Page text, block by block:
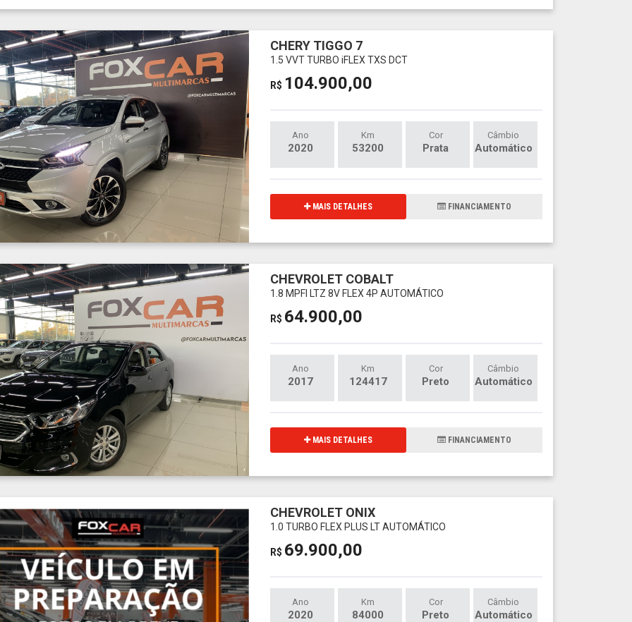
CHERY TIGGO 7
1.5 VVT TURBO iFLEX TXS DCT
R$ 104.900,00
Ano
2020
Km
53200
Cor
Prata
Câmbio
Automático
MAIS DETALHES FINANCIAMENTO
CHEVROLET COBALT
1.8 MPFI LTZ 8V FLEX 4P AUTOMÁTICO
R$ 64.900,00
Ano
2017
Km
124417
Cor
Preto
Câmbio
Automático
MAIS DETALHES FINANCIAMENTO
CHEVROLET ONIX
1.0 TURBO FLEX PLUS LT AUTOMÁTICO
R$ 69.900,00
Ano
2020
Km
84000
Cor
Preto
Câmbio
Automático